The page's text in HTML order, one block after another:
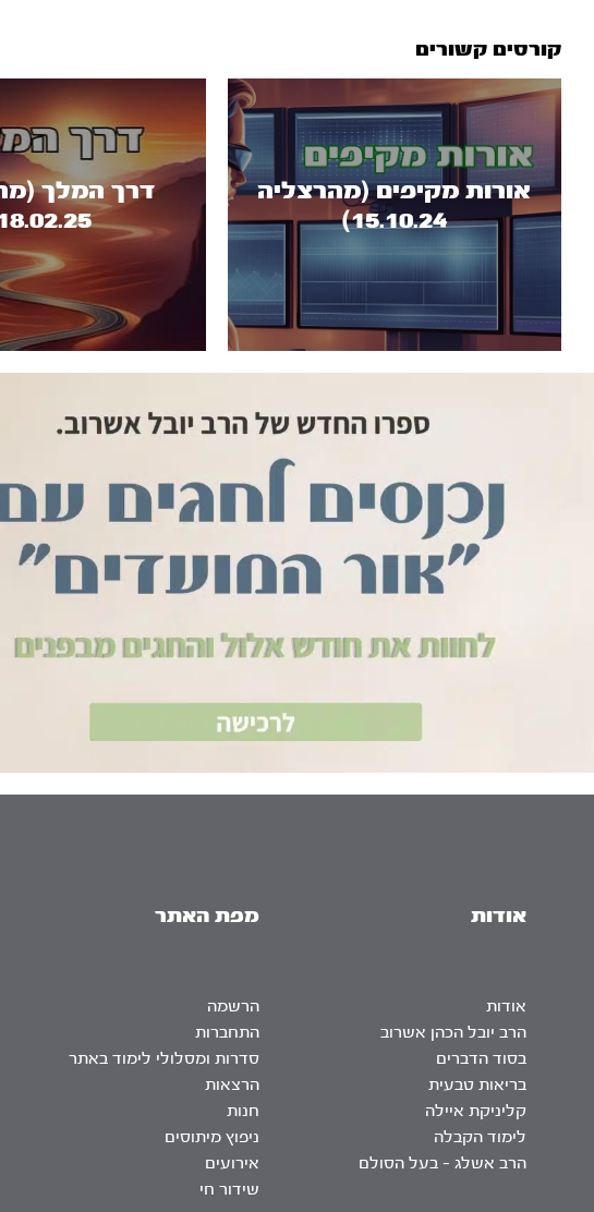
קורסים קשורים
אורות מקיפים (מהרצליה
15.10.24)
דרך המלך
אודות
אודות
הרב יובל הכהן אשרוב
בסוד הדברים
בריאות טבעית
קליניקת איילה
לימוד הקבלה
הרב אשלג – בעל הסולם
מפת האתר
הרשמה
התחברות
סדרות ומסלולי לימוד באתר
הרצאות
חנות
ניפוץ מיתוסים
אירועים
שידור חי